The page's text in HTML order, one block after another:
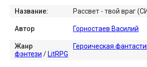
Название: Рассвет - твой враг
Автор Горностаев Василий
Жанр Героическая
фэнтези / LitRPG